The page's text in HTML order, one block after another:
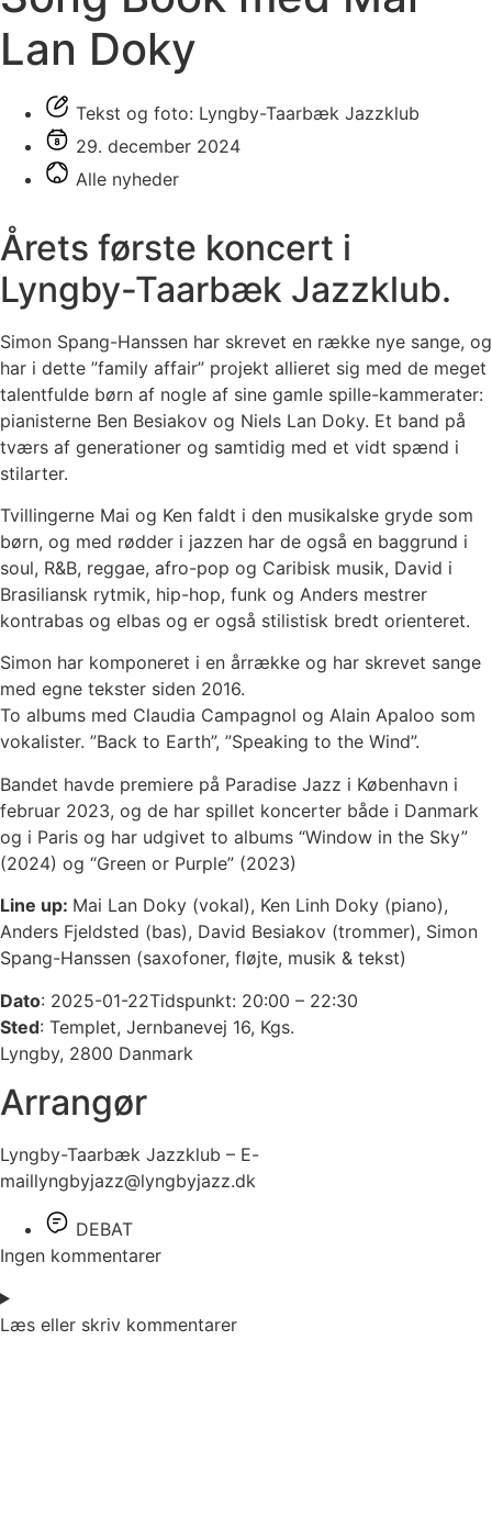
Lan Doky
Tekst og foto: Lyngby-Taarbæk Jazzklub
29. december 2024
Alle nyheder
Årets første koncert i
Lyngby-Taarbæk Jazzklub.
Simon Spang-Hanssen har skrevet en række nye sange, og
har i dette ”family affair” projekt allieret sig med de meget
talentfulde børn af nogle af sine gamle spille-kammerater:
pianisterne Ben Besiakov og Niels Lan Doky. Et band på
tværs af generationer og samtidig med et vidt spænd i
stilarter.
Tvillingerne Mai og Ken faldt i den musikalske gryde som
børn, og med rødder i jazzen har de også en baggrund i
soul, R&B, reggae, afro-pop og Caribisk musik, David i
Brasiliansk rytmik, hip-hop, funk og Anders mestrer
kontrabas og elbas og er også stilistisk bredt orienteret.
Simon har komponeret i en årrække og har skrevet sange
med egne tekster siden 2016.
To albums med Claudia Campagnol og Alain Apaloo som
vokalister. ”Back to Earth”, ”Speaking to the Wind”.
Bandet havde premiere på Paradise Jazz i København i
februar 2023, og de har spillet koncerter både i Danmark
og i Paris og har udgivet to albums “Window in the Sky”
(2024) og “Green or Purple” (2023)
Line up: Mai Lan Doky (vokal), Ken Linh Doky (piano),
Anders Fjeldsted (bas), David Besiakov (trommer), Simon
Spang-Hanssen (saxofoner, fløjte, musik & tekst)
Dato: 2025-01-22Tidspunkt: 20:00 – 22:30
Sted: Templet, Jernbanevej 16, Kgs.
Lyngby, 2800 Danmark
Arrangør
Lyngby-Taarbæk Jazzklub – E-
maillyngbyjazz@lyngbyjazz.dk
DEBAT
Ingen kommentarer
Læs eller skriv kommentarer